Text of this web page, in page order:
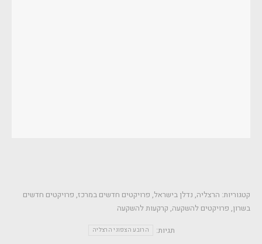
קטגוריות: הרצליה, נדלן בישראל, פרויקטים חדשים במרכז, פרויקטים חדשים
בשרון, פרויקטים להשקעה, קרקעות להשקעה
תגיות:
הרובע הצפוני הרצליה